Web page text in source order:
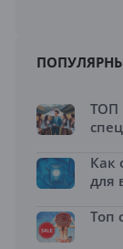
ТОП
Как
для
Топ